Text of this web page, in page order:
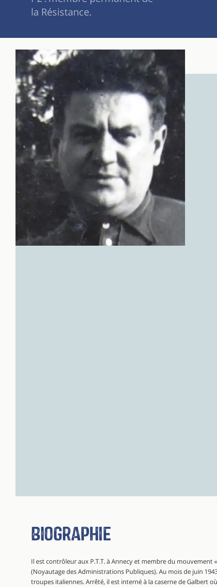
la Résistance.
Biographie
Il est contrôleur aux P.T.T. à Annecy et membre du mouvement
(Noyautage des Administrations Publiques). Au mois de juin
troupes italiennes. Arrêté, il est interné à la caserne de Galbert